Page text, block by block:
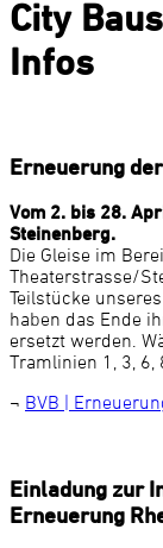
City
Infos
Erneuerung
Vom 2. bis 28.
Steinenberg.
Die Gleise im
Theaterstrasse/
Teilstücke
haben das Ende
ersetzt werden.
Tramlinien 1, 3, 6,
¬ BVB |
Einladung zur
Erneuerung